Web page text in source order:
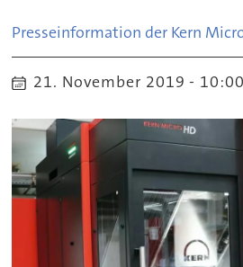
Presseinformation der Kern
21. November 2019 - 10:00